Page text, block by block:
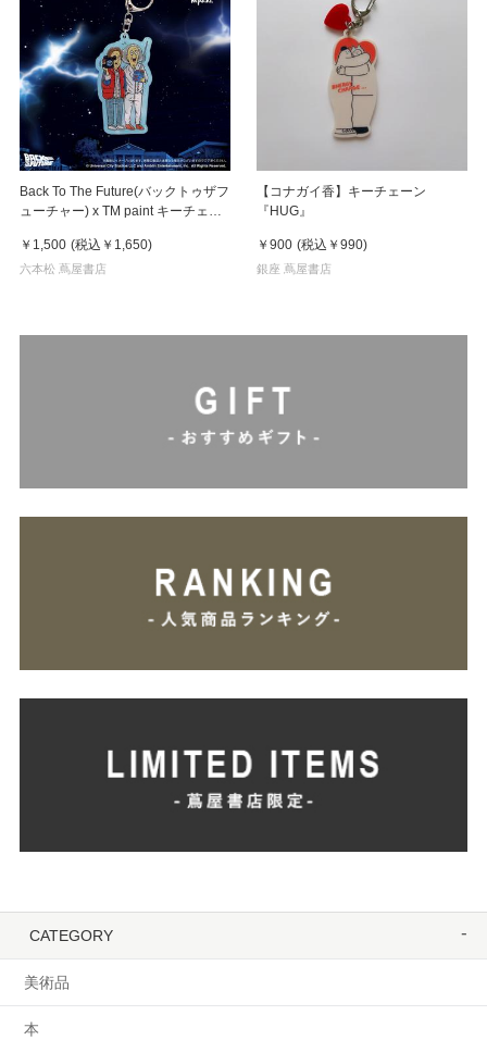
Back To The Future(バックトゥザフ
ューチャー) x TM paint キーチェー
￥1,500 (税込 ￥1,650)
六本松 蔦屋書店
【コナガイ香】キーチェーン
『HUG』
￥900 (税込 ￥990)
銀座 蔦屋書店
CATEGORY
美術品
本